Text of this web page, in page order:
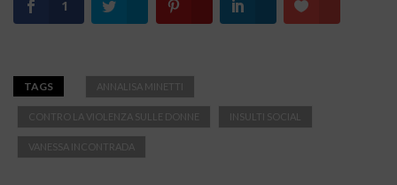
1
TAGS ANNALISA MINETTI
CONTRO LA VIOLENZA SULLE DONNE INSULTI SOCIAL
VANESSA INCONTRADA